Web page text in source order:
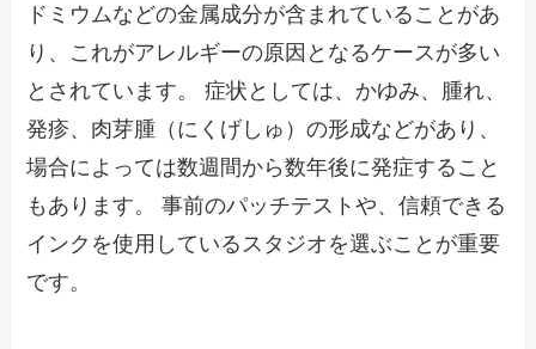
ドミウムなどの金属成分が含まれていることがあ
り、これがアレルギーの原因となるケースが多い
とされています。 症状としては、かゆみ、腫れ、
発疹、肉芽腫（にくげしゅ）の形成などがあり、
場合によっては数週間から数年後に発症すること
もあります。 事前のパッチテストや、信頼できる
インクを使用しているスタジオを選ぶことが重要
です。